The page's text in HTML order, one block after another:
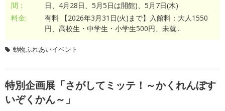
間：
日、4月28日、5月5日は開館)、5月7日(木)
料金:
有料 【2026年3月31日(火)まで】入館料：大人1550
円、高校生・中学生・小学生500円、未就...
動物ふれあいイベント
特別企画展「さがしてミッテ！～かくれんぼす
いぞくかん～」